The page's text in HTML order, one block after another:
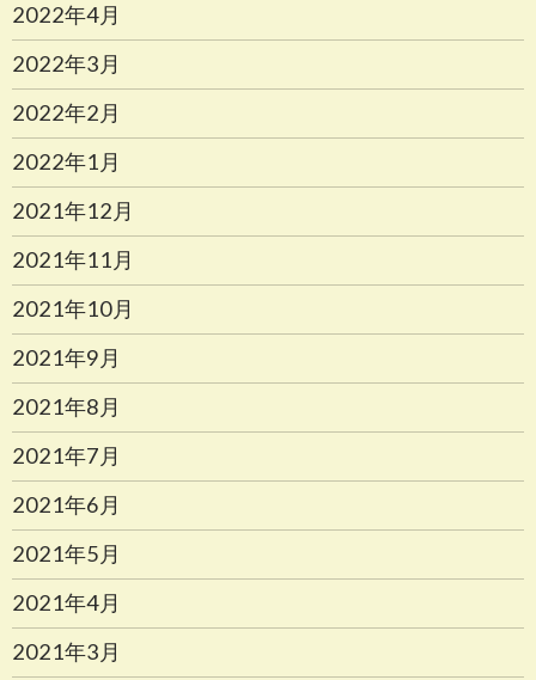
2022年4月
2022年3月
2022年2月
2022年1月
2021年12月
2021年11月
2021年10月
2021年9月
2021年8月
2021年7月
2021年6月
2021年5月
2021年4月
2021年3月